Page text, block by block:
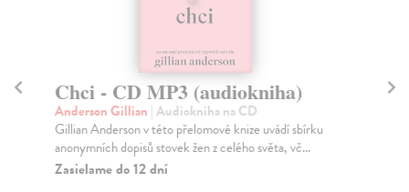
Chci - CD MP3 (audiokniha)
Anderson Gillian | Audiokniha na CD
Gillian Anderson v této přelomové knize uvádí sbírku
anonymních dopisů stovek žen z celého světa, vč...
Zasielame do 12 dní